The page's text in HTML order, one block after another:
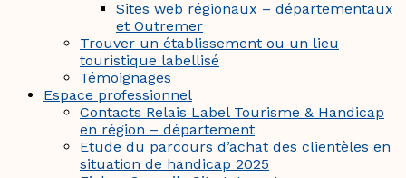
Sites web régionaux – départementaux
et Outremer
Trouver un établissement ou un lieu
touristique labellisé
Témoignages
Espace professionnel
Contacts Relais Label Tourisme & Handicap
en région – département
Etude du parcours d’achat des clientèles en
situation de handicap 2025